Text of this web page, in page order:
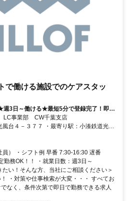
で働ける施設でのケアスタッ
3日～働ける★最短5分で登録完了！即日
LC事業部 CW千葉支店
） ・シフト例 早番 7:30-16:30 遅番
務OK！！ ・就業日数：週3日～
い！そんな方、当社にご相談ください＞
・対策や仕事検索が大変・・・ すべてお
なく、条件次第で即日で勤務できる求人